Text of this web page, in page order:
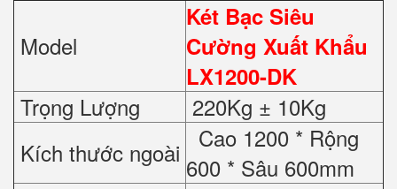
Model
Két Bạc Siêu
Cường Xuất Khẩu
LX1200-DK
Trọng Lượng
220Kg ± 10Kg
Kích thước ngoài
Cao 1200 * Rộng
600 * Sâu 600mm